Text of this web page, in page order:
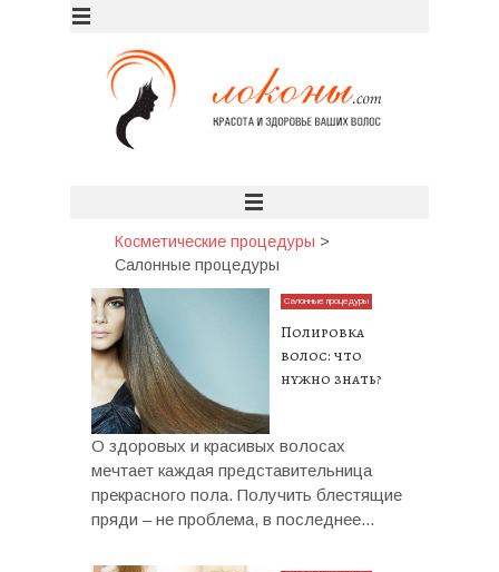
Косметические процедуры >
Салонные процедуры
Салонные процедуры
Полировка
волос: что
нужно знать?
О здоровых и красивых волосах
мечтает каждая представительница
прекрасного пола. Получить блестящие
пряди – не проблема, в последнее...